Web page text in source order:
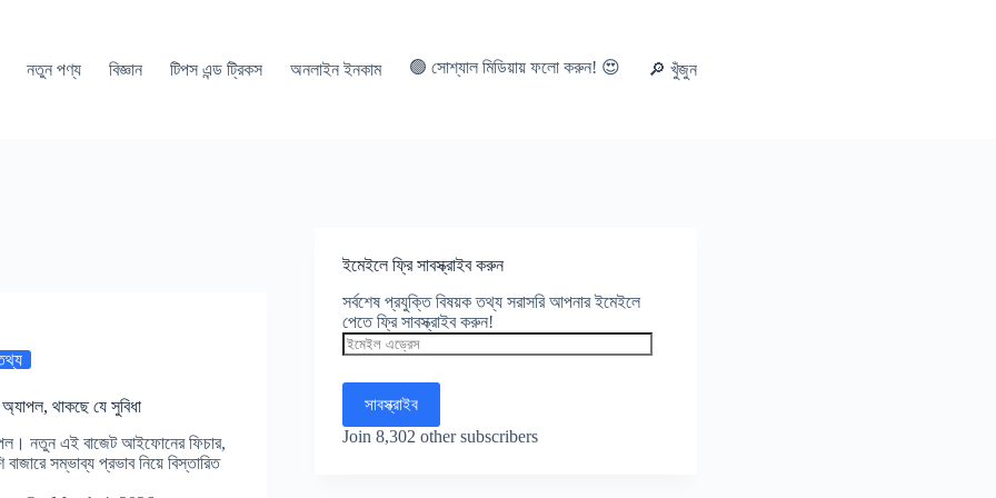
নতুন পণ্য বিজ্ঞান টিপস এন্ড ট্রিকস অনলাইন ইনকাম 🟢 সোশ্যাল মিডিয়ায় ফলো করুন! 😍 🔎 খুঁজুন
থাকছে যে সুবিধা
নতুন এই বাজেট আইফোনের ফিচার,
বাজারে সম্ভাব্য প্রভাব নিয়ে বিস্তারিত
ইমেইলে ফ্রি সাবস্ক্রাইব করুন
সর্বশেষ প্রযুক্তি বিষয়ক তথ্য সরাসরি আপনার ইমেইলে
পেতে ফ্রি সাবস্ক্রাইব করুন!
ইমেইল
এড্রেস
সাবস্ক্রাইব
Join 8,302 other subscribers